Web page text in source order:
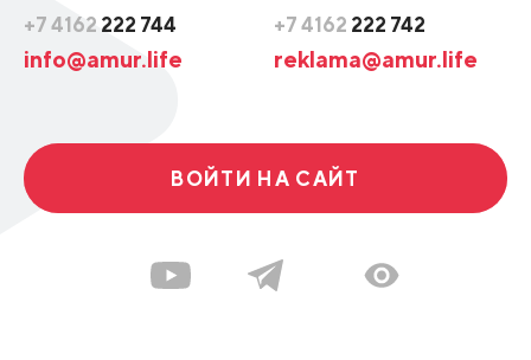
+7 4162 222 744
info@amur.life
+7 4162 222 742
reklama@amur.life
ВОЙТИ НА САЙТ